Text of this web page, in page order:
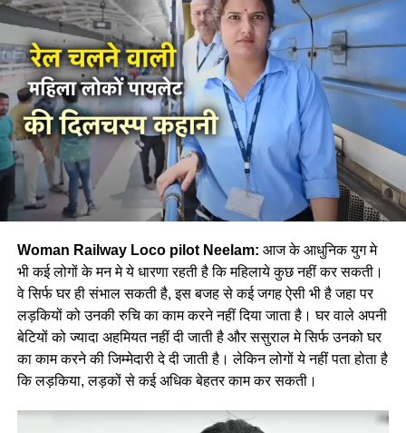
Woman Railway Loco pilot Neelam: आज के आधुनिक युग मे
भी कई लोगों के मन मे ये धारणा रहती है कि महिलाये कुछ नहीं कर सकती।
वे सिर्फ घर ही संभाल सकती है, इस बजह से कई जगह ऐसी भी है जहा पर
लड़कियों को उनकी रुचि का काम करने नहीं दिया जाता है। घर वाले अपनी
बेटियों को ज्यादा अहमियत नहीं दी जाती है और ससुराल मे सिर्फ उनको घर
का काम करने की जिम्मेदारी दे दी जाती है। लेकिन लोगों ये नहीं पता होता है
कि लड़किया, लड़कों से कई अधिक बेहतर काम कर सकती।